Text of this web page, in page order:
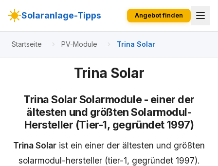
Solaranlage-Tipps Angebot finden
Startseite PV-Module Trina Solar
Trina Solar
Trina Solar Solarmodule - einer der
ältesten und größten Solarmodul-
Hersteller (Tier-1, gegründet 1997)
Trina Solar ist ein einer der ältesten und größten
solarmodul-hersteller (tier-1, gegründet 1997).